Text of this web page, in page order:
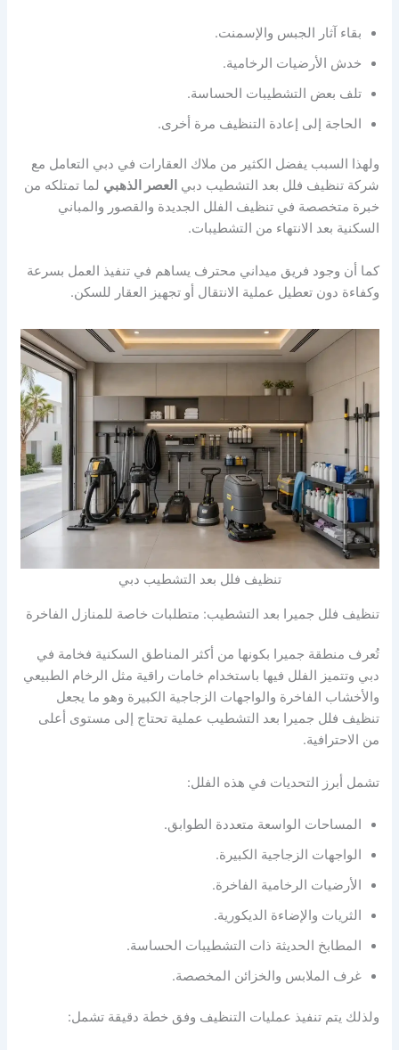
بقاء آثار الجبس والإسمنت.
خدش الأرضيات الرخامية.
تلف بعض التشطيبات الحساسة.
الحاجة إلى إعادة التنظيف مرة أخرى.
ولهذا السبب يفضل الكثير من ملاك العقارات في دبي التعامل مع
شركة تنظيف فلل بعد التشطيب دبي العصر الذهبي لما تمتلكه من
خبرة متخصصة في تنظيف الفلل الجديدة والقصور والمباني
السكنية بعد الانتهاء من التشطيبات.
كما أن وجود فريق ميداني محترف يساهم في تنفيذ العمل بسرعة
وكفاءة دون تعطيل عملية الانتقال أو تجهيز العقار للسكن.
تنظيف فلل بعد التشطيب دبي
تنظيف فلل جميرا بعد التشطيب: متطلبات خاصة للمنازل الفاخرة
تُعرف منطقة جميرا بكونها من أكثر المناطق السكنية فخامة في
دبي وتتميز الفلل فيها باستخدام خامات راقية مثل الرخام الطبيعي
والأخشاب الفاخرة والواجهات الزجاجية الكبيرة وهو ما يجعل
تنظيف فلل جميرا بعد التشطيب عملية تحتاج إلى مستوى أعلى
من الاحترافية.
تشمل أبرز التحديات في هذه الفلل:
المساحات الواسعة متعددة الطوابق.
الواجهات الزجاجية الكبيرة.
الأرضيات الرخامية الفاخرة.
الثريات والإضاءة الديكورية.
المطابخ الحديثة ذات التشطيبات الحساسة.
غرف الملابس والخزائن المخصصة.
ولذلك يتم تنفيذ عمليات التنظيف وفق خطة دقيقة تشمل: